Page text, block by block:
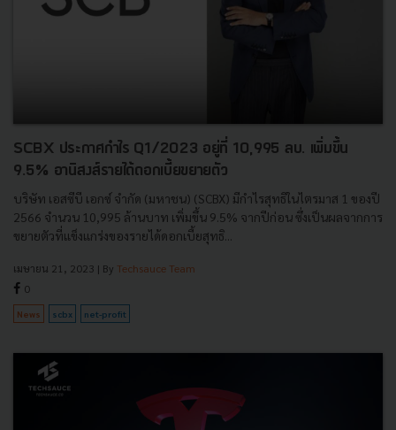
SCBX ประกาศกำไร Q1/2023 อยู่ที่ 10,995 ลบ. เพิ่มขึ้น
9.5% อานิสงส์รายได้ดอกเบี้ยขยายตัว
บริษัท เอสซีบี เอกซ์ จำกัด (มหาชน) (SCBX) มีกำไรสุทธิในไตรมาส 1 ของปี
2566 จำนวน 10,995 ล้านบาท เพิ่มขึ้น 9.5% จากปีก่อน ซึ่งเป็นผลจากการ
ขยายตัวที่แข็งแกร่งของรายได้ดอกเบี้ยสุทธิ...
เมษายน 21, 2023 | By Techsauce Team
0
News scbx net-profit